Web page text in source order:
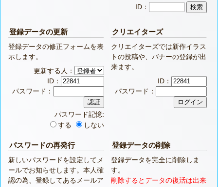
ID：
登録データの更新
登録データの修正フォームを表
示します。
更新する人：
ID：
パスワード：
パスワード記憶:
する
しない
クリエイターズ
クリエイターズでは新作イラス
トの投稿や、バナーの登録が出
来ます。
ID：
パスワード：
パスワードの再発行
新しいパスワードを設定してメ
ールでお知らせします。本人確
認の為、登録してあるメールア
登録データの削除
登録データを完全に削除しま
す。
削除するとデータの復活は出来